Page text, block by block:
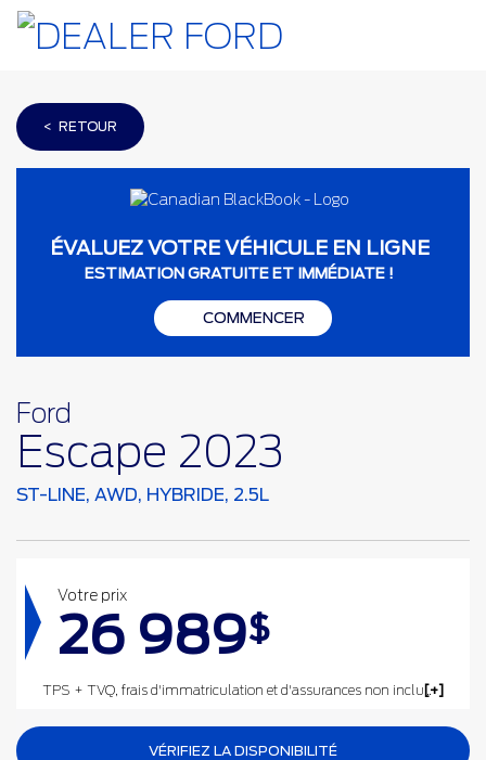
< RETOUR
ÉVALUEZ VOTRE VÉHICULE EN LIGNE
ESTIMATION GRATUITE ET IMMÉDIATE !
COMMENCER
Ford
Escape 2023
ST-LINE, AWD, HYBRIDE, 2.5L
Votre prix
26 989$
TPS + TVQ, frais d'immatriculation et d'assurances non inclus.
VÉRIFIEZ LA DISPONIBILITÉ